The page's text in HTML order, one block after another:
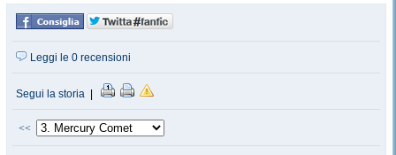
Leggi le 0 recensioni
Segui la storia
<<